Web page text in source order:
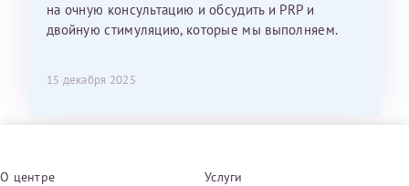
на очную консультацию и обсудить и PRP и
двойную стимуляцию, которые мы выполняем.
15 декабря 2025
О центре Услуги